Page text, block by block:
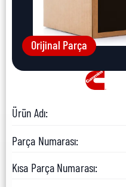
Orijinal Parça
Ürün Adı:
Parça Numarası:
Kısa Parça Numarası: